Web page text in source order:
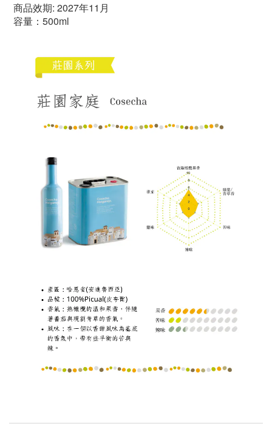
商品效期: 2027年11月
容量：500ml